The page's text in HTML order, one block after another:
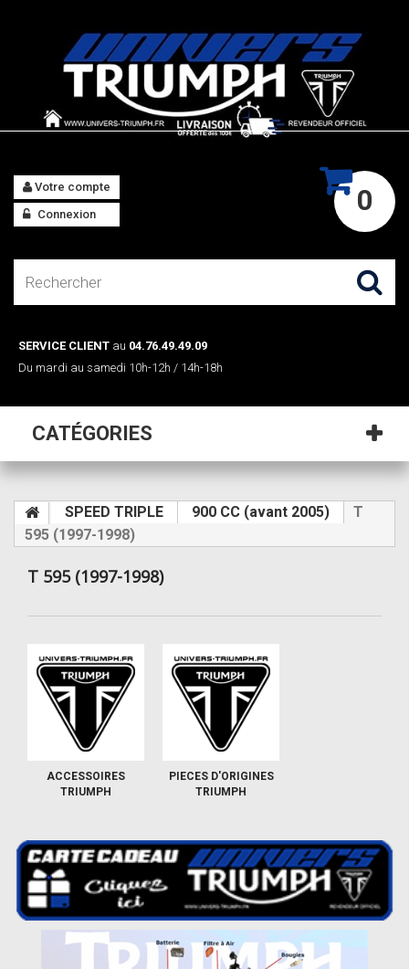
0
Votre compte
Connexion
SERVICE CLIENT au 04.76.49.49.09
Du mardi au samedi 10h-12h / 14h-18h
CATÉGORIES
SPEED TRIPLE 900 CC (avant 2005)
T
595 (1997-1998)
T 595 (1997-1998)
ACCESSOIRES
TRIUMPH
PIECES D'ORIGINES
TRIUMPH